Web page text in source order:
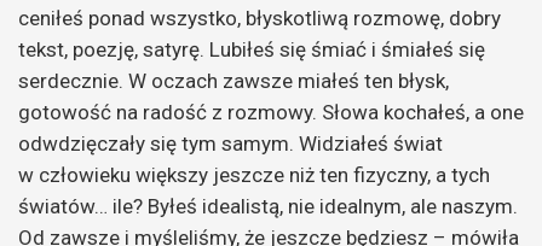
ceniłeś ponad wszystko, błyskotliwą rozmowę, dobry
tekst, poezję, satyrę. Lubiłeś się śmiać i śmiałeś się
serdecznie. W oczach zawsze miałeś ten błysk,
gotowość na radość z rozmowy. Słowa kochałeś, a one
odwdzięczały się tym samym. Widziałeś świat
w człowieku większy jeszcze niż ten fizyczny, a tych
światów… ile? Byłeś idealistą, nie idealnym, ale naszym.
Od zawsze i myśleliśmy, że jeszcze będziesz – mówiła